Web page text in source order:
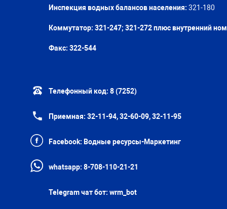
Инспекция водных балансов населения: 321-180
Коммутатор: 321-247; 321-272 плюс внутренний
Факс: 322-544
Телефонный код: 8 (7252)
Приемная: 32-11-94, 32-60-09, 32-11-95
Facebook: Водные ресурсы-Маркетинг
whatsapp: 8-708-110-21-21
Telegram чат бот: wrm_bot